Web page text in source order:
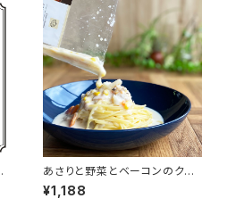
あさりと野菜とベーコンのクラ
ムチャウダー風ソース
¥1,188